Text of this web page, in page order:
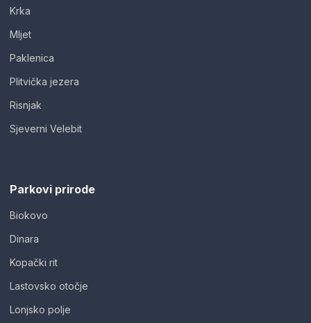
Krka
Mljet
Paklenica
Plitvička jezera
Risnjak
Sjeverni Velebit
Parkovi prirode
Biokovo
Dinara
Kopački rit
Lastovsko otočje
Lonjsko polje